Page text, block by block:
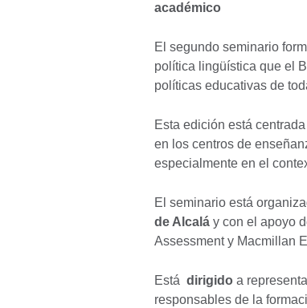
académico
El segundo seminario
política lingüística que el
políticas educativas de
Esta edición está
en los centros de
especialmente en el
El seminario está
de Alcalá y con el apoyo
Assessment y Macmillan
Está dirigido a
responsables de la